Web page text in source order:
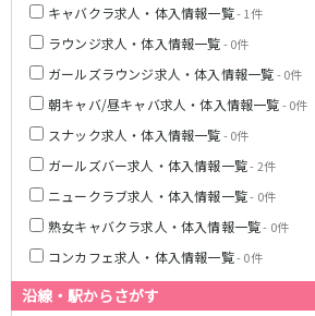
キャバクラ求人・体入情報一覧- 1件
ラウンジ求人・体入情報一覧- 0件
ガールズラウンジ求人・体入情報一覧- 0件
朝キャバ/昼キャバ求人・体入情報一覧- 0件
スナック求人・体入情報一覧- 0件
ガールズバー求人・体入情報一覧- 2件
ニュークラブ求人・体入情報一覧- 0件
熟女キャバクラ求人・体入情報一覧- 0件
コンカフェ求人・体入情報一覧- 0件
沿線・駅からさがす
相模原駅
橋本駅
新横浜駅
淵野辺駅
矢部駅
成瀬駅
古淵駅
菊名駅
東急田園都市線
渋谷駅
溝の口駅
鷺沼駅
藤が丘駅
用賀駅
二子玉川駅